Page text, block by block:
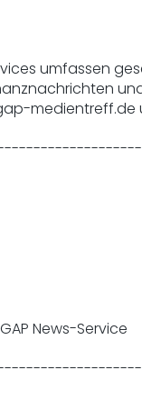
umfassen
News-Service